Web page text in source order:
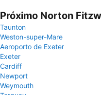
Próximo Norton
Taunton
Weston-super-Mare
Aeroporto de Exeter
Exeter
Cardiff
Newport
Weymouth